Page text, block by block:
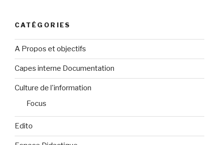
CATÉGORIES
A Propos et objectifs
Capes interne Documentation
Culture de l'information
Focus
Edito